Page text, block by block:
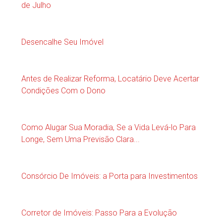
de Julho
Desencalhe Seu Imóvel
Antes de Realizar Reforma, Locatário Deve Acertar
Condições Com o Dono
Como Alugar Sua Moradia, Se a Vida Levá-lo Para
Longe, Sem Uma Previsão Clara...
Consórcio De Imóveis: a Porta para Investimentos
Corretor de Imóveis: Passo Para a Evolução